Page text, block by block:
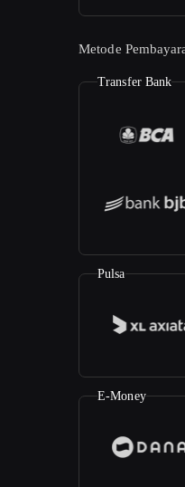
Metode
Transfer Bank
Pulsa
E-Money